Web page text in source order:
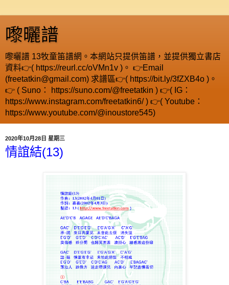
嚟曬譜
嚟曬譜 13牧童笛譜網。本網站只提供笛譜，並提供獨立書店
資料👉( https://reurl.cc/oVMn1v )。 👉Email
(freetatkin@gmail.com) 求譜區👉( https://bit.ly/3fZXB4o )。
👉 ( Suno： https://suno.com/@freetatkin ) 👉( IG：
https://www.instagram.com/freetatkin6/ ) 👉( Youtube：
https://www.youtube.com/@inoustore545)
2020年10月28日 星期三
情誼結(13)